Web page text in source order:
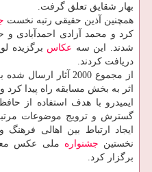
بهار شقایق تعلق گرفت.
همچنین آذین حقیقی رتبه نخست
كرد و محمد آزادی احمدآبادی
شدند. این سه عكاس برگزیده
دریافت كردند.
از مجموع 2000 آثار ارسال شده برای هیات داوری این
اثر به بخش مسابقه راه پیدا كرد و در نهایت از
ایمیدرو با هدف استفاده از
گسترش و ترویج موضوعات
ایجاد ارتباط بین اهالی فرهنگ
نخستین جشنواره ملی عكس
برگزار كرد.